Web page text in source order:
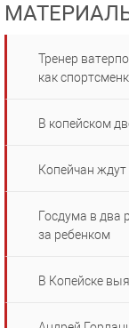
Тренер
как
В копейском
Копейчан
Госдума в два
за ребенком
В Копейске